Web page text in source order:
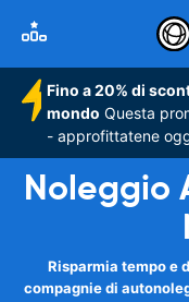
Fino a 20% di
mondo Questa
- approfittatene
Noleggio
Risparmia tempo e
compagnie di